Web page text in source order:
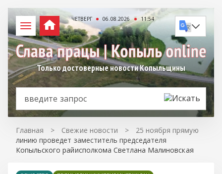
ЧЕТВЕРГ 06.08.2026 11:54
Только достоверные новости Копыльщины
Главная > Свежие новости >
25 ноября прямую
линию проведет заместитель председателя
Копыльского райисполкома Светлана Малиновская